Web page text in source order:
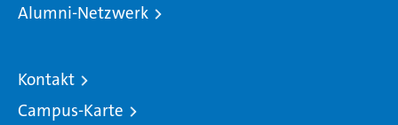
Alumni-Netzwerk
Kontakt
Campus-Karte